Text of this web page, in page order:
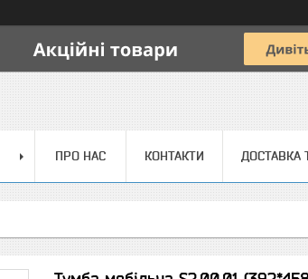
ПРО НАС КОНТАКТИ ДОСТАВКА